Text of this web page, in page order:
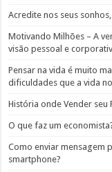
Acredite nos seus
Motivando Milhões – A
visão pessoal e
Pensar na vida é muito
dificuldades que a vida
História onde Vender seu
O que faz um
Como enviar mensagem
smartphone?